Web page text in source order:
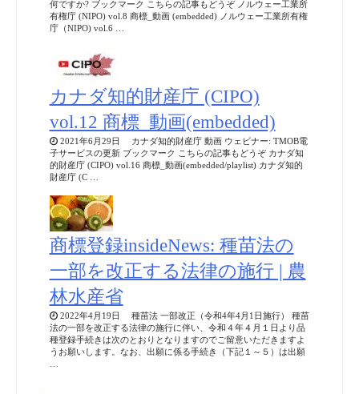
何ですか? ブックマーク こちらの記事もどうぞ ノルウェー工業所
有権庁 (NIPO) vol.8 商標_動画 (embedded) ノルウェー工業所有権
庁（NIPO) vol.6 …
カナダ知的財産庁 (CIPO)
vol.12 商標_動画(embedded)
2021年6月29日 カナダ知的財産庁 動画 ウェビナー: TMOB電
子サービスの更新 ブックマーク こちらの記事もどうぞ カナダ知
的財産庁 (CIPO) vol.16 商標_動画(embedded/playlist) カナダ知的
財産庁 (C …
商標登録insideNews: 種苗法の
一部を改正する法律の施行 | 農
林水産省
2022年4月19日 種苗法 一部改正（令和4年4月1日施行） 種苗
法の一部を改正する法律の施行に伴い、令和４年４月１日より品
種登録手続きは次のとおりとなりますのでご留意いただきますよ
うお願いします。なお、出願に係る手続き（下記１～５）は出願